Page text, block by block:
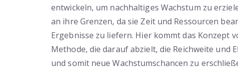
entwickeln, um nachhaltiges Wachstum zu
an ihre Grenzen, da sie Zeit und Ressourcen
Ergebnisse zu liefern. Hier kommt das Konzept
Methode, die darauf abzielt, die Reichweite
und somit neue Wachstumschancen zu